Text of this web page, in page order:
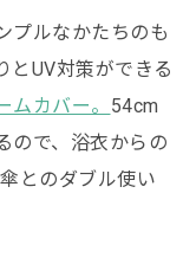
プルなかたちのも
とUV対策ができる
ムカバー。 54cm
ので、浴衣からの
とのダブル使い